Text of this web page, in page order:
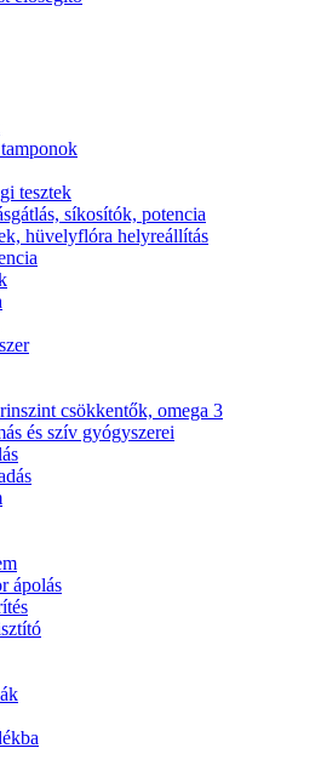
tesztek
síkosítók, potencia
hüvelyflóra helyreállítás
csökkentők, omega 3
és szív gyógyszerei
ápolás